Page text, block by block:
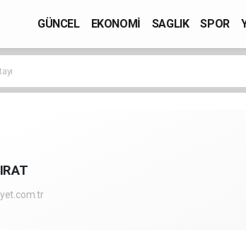
GÜNCEL EKONOMİ SAGLIK SPOR